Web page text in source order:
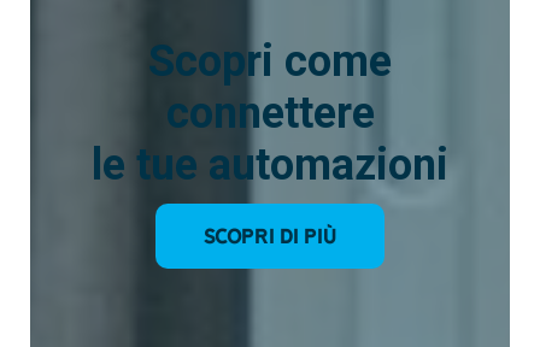
Scopri come
connettere
le tue automazioni
Scopri di più